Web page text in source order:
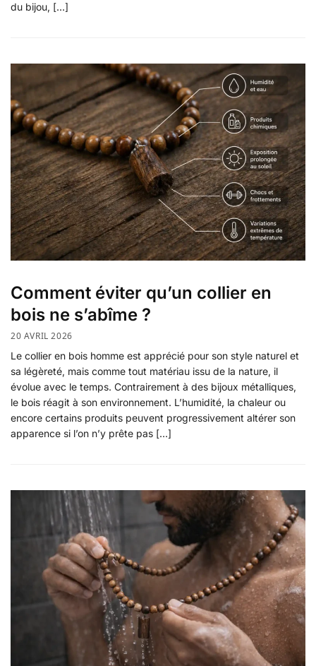
du bijou, […]
Comment éviter qu’un collier en
bois ne s’abîme ?
20 AVRIL 2026
Le collier en bois homme est apprécié pour son style naturel et
sa légèreté, mais comme tout matériau issu de la nature, il
évolue avec le temps. Contrairement à des bijoux métalliques,
le bois réagit à son environnement. L’humidité, la chaleur ou
encore certains produits peuvent progressivement altérer son
apparence si l’on n’y prête pas […]